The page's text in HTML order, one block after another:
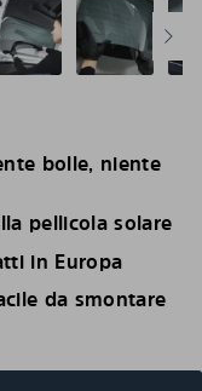
bolle, niente
pellicola solare
in Europa
da smontare